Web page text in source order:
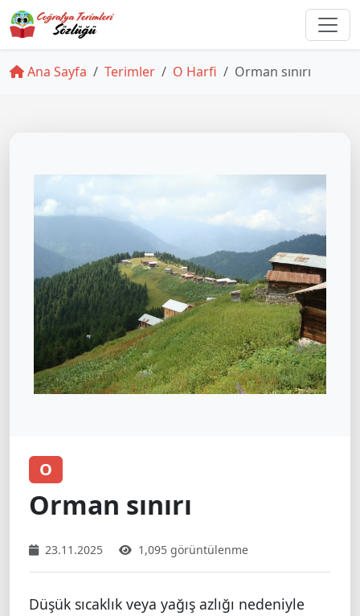
Ana Sayfa Terimler O Harfi Orman sınırı
O
Orman sınırı
23.11.2025 1,095 görüntülenme
Düşük sıcaklık veya yağış azlığı nedeniyle